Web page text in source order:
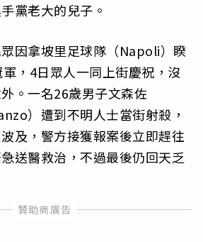
黨老大的兒子。
因拿坡里足球隊（Napoli）睽
，4日眾人一同上街慶祝，沒
。一名26歲男子文森佐
）遭到不明人士當街射殺，
及，警方接獲報案後立即趕往
送醫救治，不過最後仍回天乏